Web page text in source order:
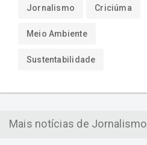
Jornalismo Criciúma
Meio Ambiente
Sustentabilidade
Mais notícias de Jornalismo